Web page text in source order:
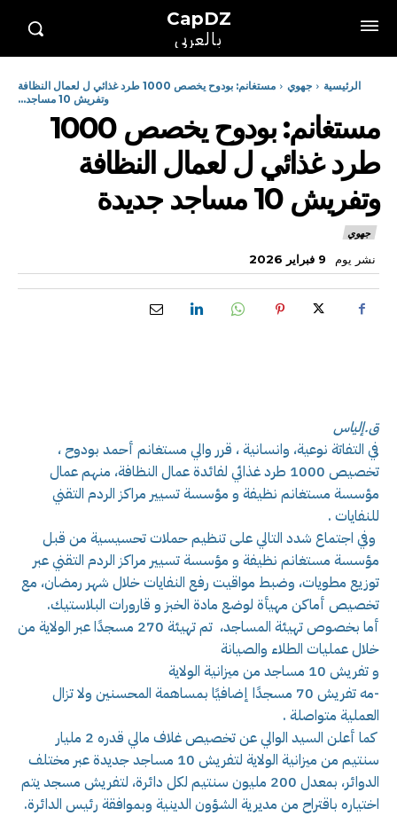
CapDZ
بالعربي
الرئيسية جهوي
مستغانم: بودوح يخصص 1000 طرد غذائي ل لعمال النظافة
وتفريش 10 مساجد...
مستغانم: بودوح يخصص 1000
طرد غذائي ل لعمال النظافة
وتفريش 10 مساجد جديدة
جهوي
نشر يوم 9 فبراير 2026
ق.إلياس
في التفاتة نوعية، وانسانية ، قرر والي مستغانم أحمد بودوح ،
تخصيص 1000 طرد غذائي لفائدة عمال النظافة، منهم عمال
مؤسسة مستغانم نظيفة و مؤسسة تسيير مراكز الردم التقني
للنفايات .
وفي اجتماع شدد التالي على تنظيم حملات تحسيسية من قبل
مؤسسة مستغانم نظيفة و مؤسسة تسيير مراكز الردم التقني عبر
توزيع مطويات، وضبط مواقيت رفع النفايات خلال شهر رمضان، مع
تخصيص أماكن مهيأة لوضع مادة الخبز و قارورات البلاستيك.
أما بخصوص تهيئة المساجد، تم تهيئة 270 مسجدًا عبر الولاية من
خلال عمليات الطلاء والصيانة
و تفريش 10 مساجد من ميزانية الولاية
-مه تفريش 70 مسجدًا إضافيًا بمساهمة المحسنين ولا تزال
العملية متواصلة .
كما أعلن السيد الوالي عن تخصيص غلاف مالي قدره 2 مليار
سنتيم من ميزانية الولاية لتفريش 10 مساجد جديدة عبر مختلف
الدوائر، بمعدل 200 مليون سنتيم لكل دائرة، لتفريش مسجد يتم
اختياره باقتراح من مديرية الشؤون الدينية وبموافقة رئيس الدائرة.